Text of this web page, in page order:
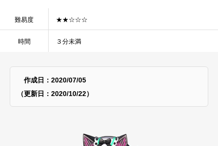
難易度 ★★☆☆☆
時間 ３分未満
作成日：2020/07/05
（更新日：2020/10/22）